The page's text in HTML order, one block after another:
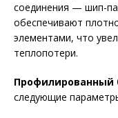
соединения — шип-
обеспечивают
элементами, что
теплопотери.
Профилированный
следующие